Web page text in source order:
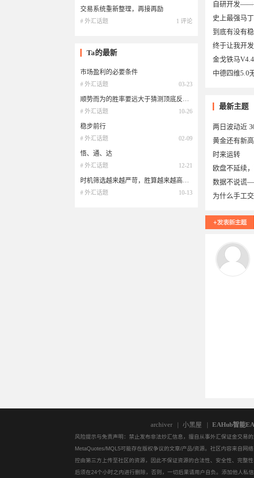
于2024-
12-22 22
于2024-
12-21
于
12-21
自研开发——
到底有没有
终于让我开
金戈铁马
中德四维5.0
最新主题
两日波动近
黄金还有新高
时来运转
欧盘不延续
数据不说谎
为什么手工
交易系统重新整理，再接再励
# 外汇话题 1 评论
Ta的最新
市场盈利的必要条件
# 外汇话题 03-23
顺势而为的胜率要远大于猜测顶底反向做单胜率，相信系统，主观臆断
# 外汇话题 10-26
稳步前行
# 外汇话题 02-09
悟、通、达
# 外汇话题 12-21
时机筛选越来越严苛，胜算越来越高，耐性越来越强。
# 外汇话题 10-13
archiver | 小黑屋 | EAHub智能
风险提示与免责声明：禁止发布非法炒汇信息，擅自从事外汇保证金交易
MetaQuotes/MQL5可能存在版权争议的文章/产品/资源。社区内容来自网
控由第三方上传至社区的资源，因此不保证资源的合法性、安全性、完整
后须在24个小时之内进行删除，否则，一切后果请用户自负。添加他人私